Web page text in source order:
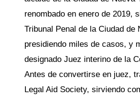
renombado en enero de 2019,
Tribunal Penal de la Ciudad de
presidiendo miles de casos, y
designado Juez interino de la
Antes de convertirse en juez,
Legal Aid Society, sirviendo